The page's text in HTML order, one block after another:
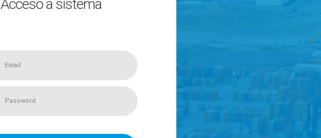
Acceso a sistema